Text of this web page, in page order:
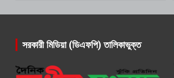
সরকারী মিডিয়া (ডিএফপি) তালিকাভুক্ত